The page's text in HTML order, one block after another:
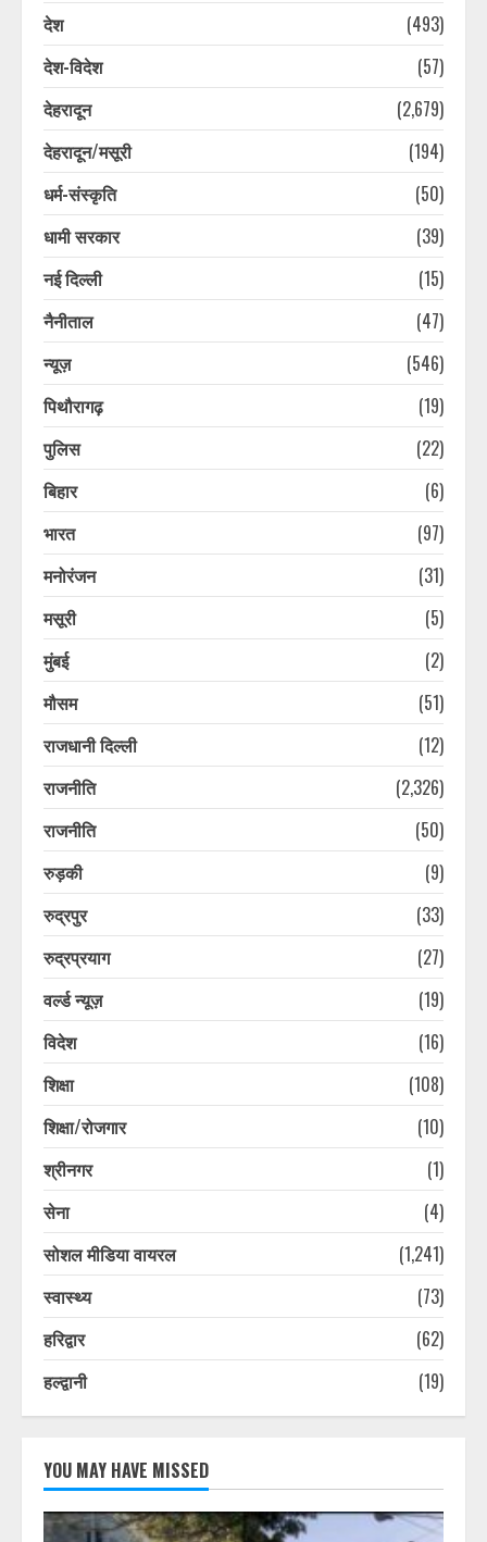
देश
(493)
देश-विदेश
(57)
देहरादून
(2,679)
देहरादून/मसूरी
(194)
धर्म-संस्कृति
(50)
धामी सरकार
(39)
नई दिल्ली
(15)
नैनीताल
(47)
न्यूज़
(546)
पिथौरागढ़
(19)
पुलिस
(22)
बिहार
(6)
भारत
(97)
मनोरंजन
(31)
मसूरी
(5)
मुंबई
(2)
मौसम
(51)
राजधानी दिल्ली
(12)
राजनीति
(2,326)
राजनीति
(50)
रुड़की
(9)
रुद्रपुर
(33)
रुद्रप्रयाग
(27)
वर्ल्ड न्यूज़
(19)
विदेश
(16)
शिक्षा
(108)
शिक्षा/रोजगार
(10)
श्रीनगर
(1)
सेना
(4)
सोशल मीडिया वायरल
(1,241)
स्वास्थ्य
(73)
हरिद्वार
(62)
हल्द्वानी
(19)
YOU MAY HAVE MISSED